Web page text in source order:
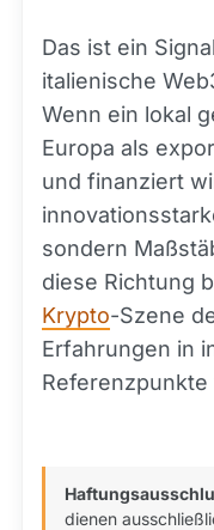
Das ist ein
italienische
Wenn ein lokal
Europa als
und finanziert
sondern
diese Richtung
Krypto-Szene
Erfahrungen in
dienen